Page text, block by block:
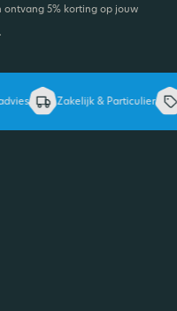
5% korting op jouw
Zakelijk & Particulier